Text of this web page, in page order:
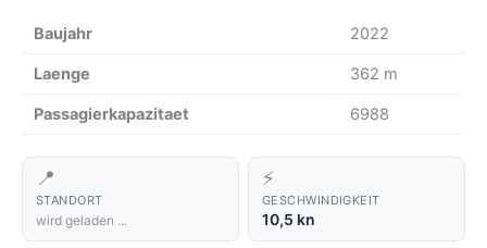
Baujahr 2022
Laenge 362 m
Passagierkapazitaet 6988
📍
STANDORT
wird geladen ...
⚡
GESCHWINDIGKEIT
10,5 kn